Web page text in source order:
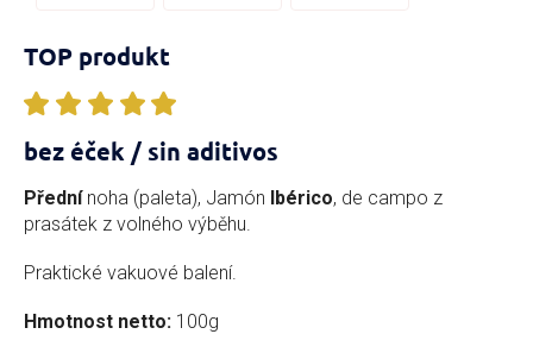
TOP produkt
bez éček / sin aditivos
Přednínoha (paleta), Jamón Ibérico, de campo z
prasátek z volného výběhu.
Praktické vakuové balení.
Hmotnost netto: 100g